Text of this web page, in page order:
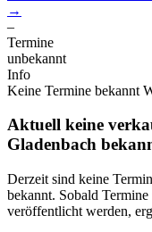
→
–
Termine
unbekannt
Info
Keine Termine bekannt
Aktuell keine
Gladenbach
Derzeit sind keine
bekannt. Sobald
veröffentlicht werden,